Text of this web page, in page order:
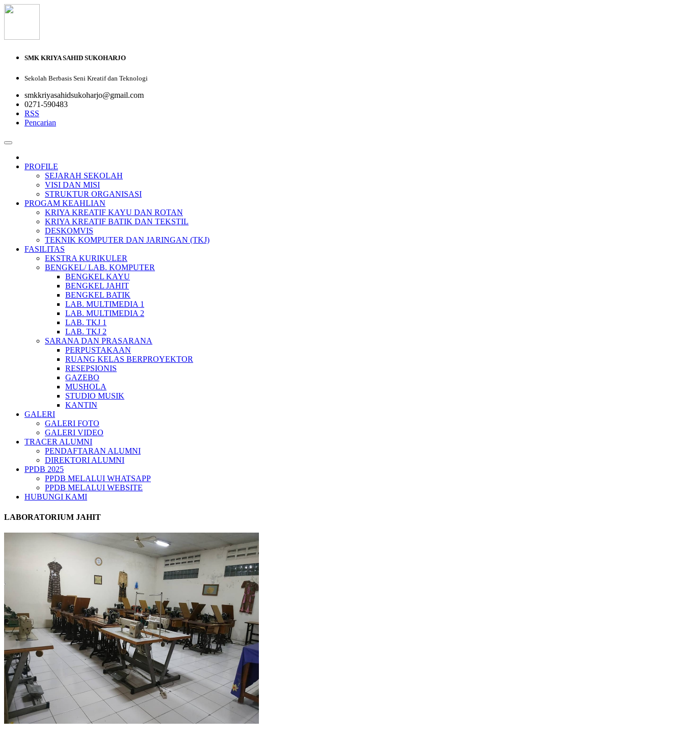
SMK KRIYA SAHID SUKOHARJO
Sekolah Berbasis Seni Kreatif dan Teknologi
smkkriyasahidsukoharjo@gmail.com
0271-590483
RSS
Pencarian
PROFILE
SEJARAH SEKOLAH
VISI DAN MISI
STRUKTUR ORGANISASI
PROGAM KEAHLIAN
KRIYA KREATIF KAYU DAN ROTAN
KRIYA KREATIF BATIK DAN TEKSTIL
DESKOMVIS
TEKNIK KOMPUTER DAN JARINGAN (TKJ)
FASILITAS
EKSTRA KURIKULER
BENGKEL/ LAB. KOMPUTER
BENGKEL KAYU
BENGKEL JAHIT
BENGKEL BATIK
LAB. MULTIMEDIA 1
LAB. MULTIMEDIA 2
LAB. TKJ 1
LAB. TKJ 2
SARANA DAN PRASARANA
PERPUSTAKAAN
RUANG KELAS BERPROYEKTOR
RESEPSIONIS
GAZEBO
MUSHOLA
STUDIO MUSIK
KANTIN
GALERI
GALERI FOTO
GALERI VIDEO
TRACER ALUMNI
PENDAFTARAN ALUMNI
DIREKTORI ALUMNI
PPDB 2025
PPDB MELALUI WHATSAPP
PPDB MELALUI WEBSITE
HUBUNGI KAMI
LABORATORIUM JAHIT